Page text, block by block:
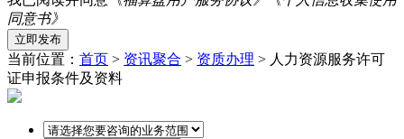
同意书》
当前位置： 首页 > 资讯聚合 > 资质办理 > 人力资源服务许可
证申报条件及资料